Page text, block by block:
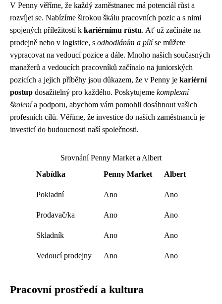
V Penny věříme, že každý zaměstnanec má potenciál růst a
rozvíjet se. Nabízíme širokou škálu pracovních pozic a s nimi
spojených příležitostí k kariérnímu růstu. Ať už začínáte na
prodejně nebo v logistice, s odhodláním a pílíse můžete
vypracovat na vedoucí pozice a dále. Mnoho našich současných
manažerů a vedoucích pracovníků začínalo na juniorských
pozicích a jejich příběhy jsou důkazem, že v Penny je kariérní
postup dosažitelný pro každého. Poskytujeme komplexní
školenía podporu, abychom vám pomohli dosáhnout vašich
profesních cílů. Věříme, že investice do našich zaměstnanců je
investicí do budoucnosti naší společnosti.
Srovnání Penny Market a Albert
Nabídka
Penny Market Albert
Pokladní Ano Ano
Prodavač/ka Ano Ano
Skladník Ano Ano
Vedoucí prodejny Ano Ano
Pracovní prostředí a kultura